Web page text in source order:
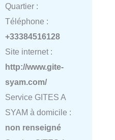
Quartier :
Téléphone :
+33384516128
Site internet :
http://www.gite-
syam.com/
Service GITES A
SYAM à domicile :
non renseigné